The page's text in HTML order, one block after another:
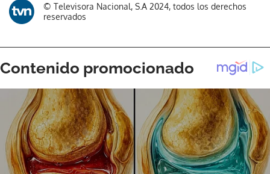
© Televisora Nacional, S.A 2024, todos los derechos
reservados